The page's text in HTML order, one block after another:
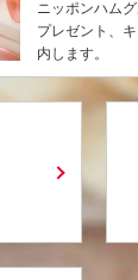
ニッポンハム
プレゼント、
内します。